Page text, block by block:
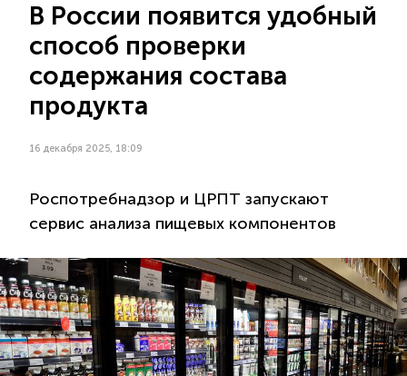
В России появится удобный
способ проверки
содержания состава
продукта
16 декабря 2025, 18:09
Роспотребнадзор и ЦРПТ запускают
сервис анализа пищевых компонентов